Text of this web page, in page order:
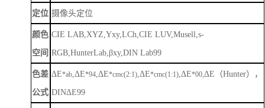
定位 摄像头定位
颜色
空间
CIE LAB,XYZ,Yxy,LCh,CIE LUV,Musell,s-
RGB,HunterLab,βxy,DIN Lab99
色差
公式
ΔE*ab ,ΔE*94 ,ΔE*cmc(2:1) ,ΔE*cmc(1:1) ,ΔE*00, ΔE（Hunter），
DINΔE99